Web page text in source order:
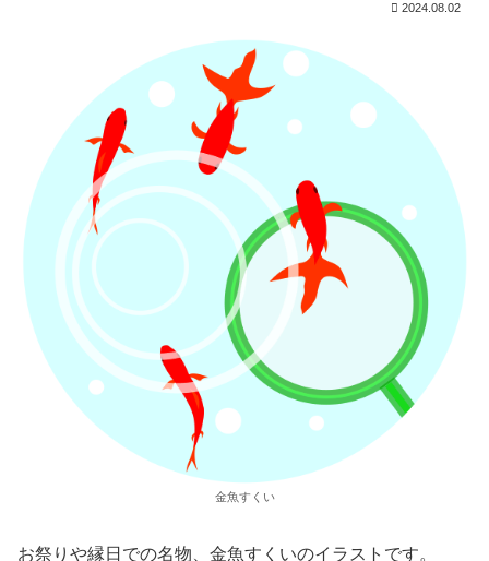
2024.08.02
金魚すくい
お祭りや縁日での名物、金魚すくいのイラストです。